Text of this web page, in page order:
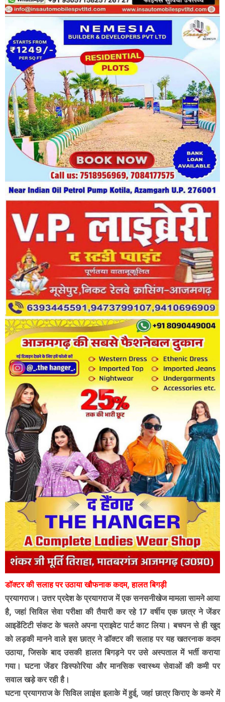
डॉक्टर की सलाह पर उठाया खौफनाक कदम, हालत बिगड़ी
प्रयागराज। उत्तर प्रदेश के प्रयागराज में एक सनसनीखेज मामला सामने आया
है, जहां सिविल सेवा परीक्षा की तैयारी कर रहे 17 वर्षीय एक छात्र ने जेंडर
आइडेंटिटी संकट के चलते अपना प्राइवेट पार्ट काट लिया। बचपन से ही खुद
को लड़की मानने वाले इस छात्र ने डॉक्टर की सलाह पर यह खतरनाक कदम
उठाया, जिसके बाद उसकी हालत बिगड़ने पर उसे अस्पताल में भर्ती कराया
गया। घटना जेंडर डिस्फोरिया और मानसिक स्वास्थ्य सेवाओं की कमी पर
सवाल खड़े कर रही है।
घटना प्रयागराज के सिविल लाइंस इलाके में हुई, जहां छात्र किराए के कमरे में